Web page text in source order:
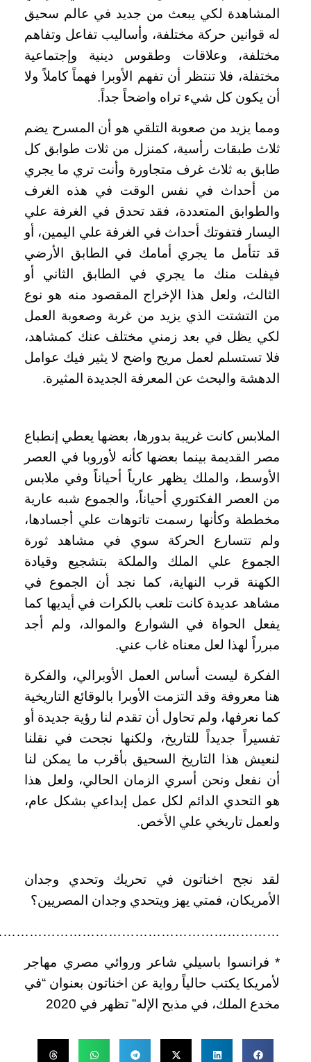
المشاهدة لكي يبعث من جديد في عالم سحيق
له قوانين حركة مختلفة، وأساليب تفاعل وتفاهم
مختلفة، وعلاقات وطقوس دينية وإجتماعية
مختفلة، فلا تنتظر أن تفهم الأوبرا فهماً كاملاً ولا
أن يكون كل شيء تراه واضحاً جداً.
ومما يزيد من صعوبة التلقي هو أن المسرح يضم
ثلاث طبقات رأسية، كمنزل من ثلات طوابق كل
طابق به ثلاث غرف متجاورة وأنت تري ما يجري
من أحداث في نفس الوقت في هذه الغرف
والطوابق المتعددة، فقد تحدق في الغرفة علي
اليسار فتفوتك أحداث في الغرفة علي اليمين، أو
قد تتأمل ما يجري أمامك في الطابق الأرضي
فيفلت منك ما يجري في الطابق الثاني أو
الثالث، ولعل هذا الإخراج المقصود منه هو نوع
من التشتت الذي يزيد من غربة وصعوبة العمل
لكي يظل في بعد زمني مختلف عنك كمشاهد،
فلا تستسلم لعمل مريح واضح لا يثير فيك عوامل
الدهشة والبحث عن المعرفة الجديدة المثيرة.
الملابس كانت غريبة بدورها، بعضها يعطي إنطباع
مصر القديمة بينما بعضها كأنه لأوروبا في العصر
الأوسط، والملك يظهر عارياً أحياناً وفي ملابس
من العصر الفكتوري أحياناً، والجموع شبه عارية
مخططة وكأنها رسمت تاتوهات علي أجسادها،
ولم تتسارع الحركة سوي في مشاهد ثورة
الجموع علي الملك والملكة بتشجيع وقيادة
الكهنة قرب النهاية، كما نجد أن الجموع في
مشاهد عديدة كانت تلعب بالكرات في أيديها كما
يفعل الحواة في الشوارع والموالد، ولم أجد
مبرراً لهذا لعل معناه غاب عني.
الفكرة ليست أساس العمل الأوبرالي، والفكرة
هنا معروفة وقد التزمت الأوبرا بالوقائع التاريخية
كما نعرفها، ولم تحاول أن تقدم لنا رؤية جديدة أو
تفسيراً جديداً للتاريخ، ولكنها نجحت في نقلنا
لنعيش هذا التاريخ السحيق بأقرب ما يمكن لنا
أن نفعل ونحن أسري الزمان الحالي، ولعل هذا
هو التحدي الدائم لكل عمل إبداعي بشكل عام،
ولعمل تاريخي علي الأخص.
لقد نجح اخناتون في تحريك وتحدي وجدان
الأمريكان، فمتي يهز ويتحدي وجدان المصريين؟
* فرانسوا باسيلي شاعر وروائي مصري مهاجر
لأمريكا يكتب حالياً رواية عن اخناتون بعنوان “في
مخدع الملك، في مذبح الإله” تظهر في 2020